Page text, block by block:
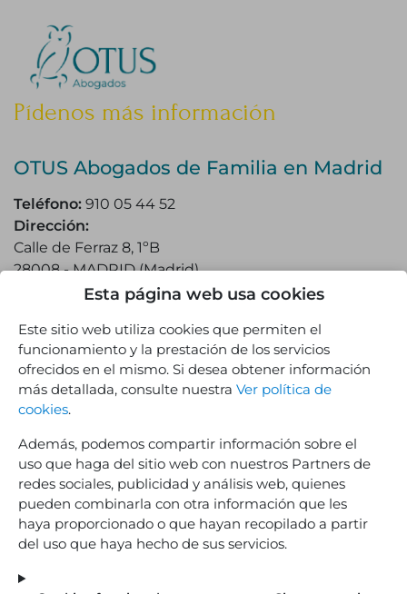
Pídenos más información
OTUS Abogados de Familia en Madrid
Teléfono: 910 05 44 52
Dirección:
Calle de Ferraz 8, 1ºB
28008-MADRID(Madrid)
Despacho en Móstoles
Teléfono:910 05 44 52
Dirección:
Av. de la Constitucion, 22, 1, Oficina 6 y 7
28931- MÓSTOLES(Madrid)
Esta página web usa cookies
Este sitio web utiliza cookies que permiten el
funcionamiento y la prestación de los servicios
ofrecidos en el mismo. Si desea obtener información
más detallada, consulte nuestra Ver política de
cookies.
Además, podemos compartir información sobre el
uso que haga del sitio web con nuestros Partners de
redes sociales, publicidad y análisis web, quienes
pueden combinarla con otra información que les
haya proporcionado o que hayan recopilado a partir
del uso que haya hecho de sus servicios.